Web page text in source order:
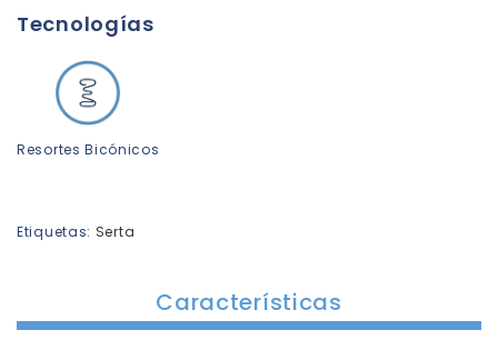
Tecnologías
Resortes Bicónicos
Etiquetas: Serta
Características